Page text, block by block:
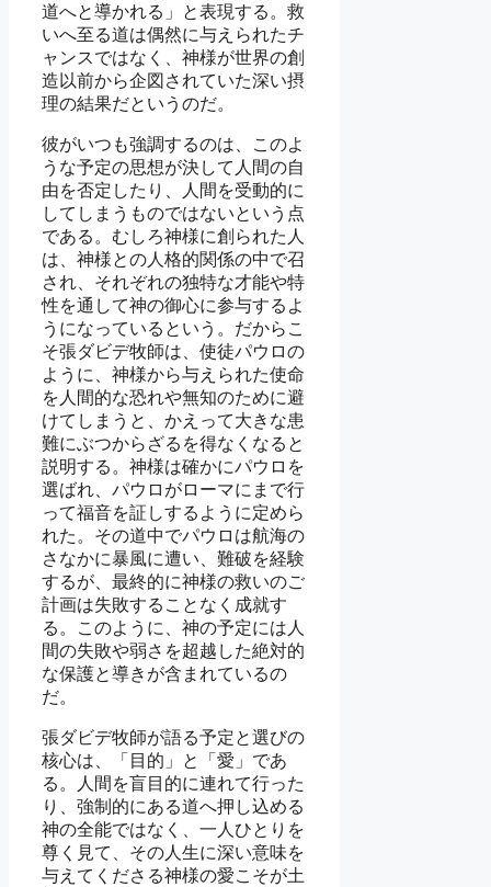
道へと導かれる」と表現する。救
いへ至る道は偶然に与えられたチ
ャンスではなく、神様が世界の創
造以前から企図されていた深い摂
理の結果だというのだ。
彼がいつも強調するのは、このよ
うな予定の思想が決して人間の自
由を否定したり、人間を受動的に
してしまうものではないという点
である。むしろ神様に創られた人
は、神様との人格的関係の中で召
され、それぞれの独特な才能や特
性を通して神の御心に参与するよ
うになっているという。だからこ
そ張ダビデ牧師は、使徒パウロの
ように、神様から与えられた使命
を人間的な恐れや無知のために避
けてしまうと、かえって大きな患
難にぶつからざるを得なくなると
説明する。神様は確かにパウロを
選ばれ、パウロがローマにまで行
って福音を証しするように定めら
れた。その道中でパウロは航海の
さなかに暴風に遭い、難破を経験
するが、最終的に神様の救いのご
計画は失敗することなく成就す
る。このように、神の予定には人
間の失敗や弱さを超越した絶対的
な保護と導きが含まれているの
だ。
張ダビデ牧師が語る予定と選びの
核心は、「目的」と「愛」であ
る。人間を盲目的に連れて行った
り、強制的にある道へ押し込める
神の全能ではなく、一人ひとりを
尊く見て、その人生に深い意味を
与えてくださる神様の愛こそが土